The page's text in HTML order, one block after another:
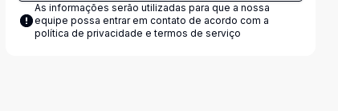
As informações serão utilizadas para que a nossa
equipe possa entrar em contato de acordo com a
política de privacidade e termos de serviço